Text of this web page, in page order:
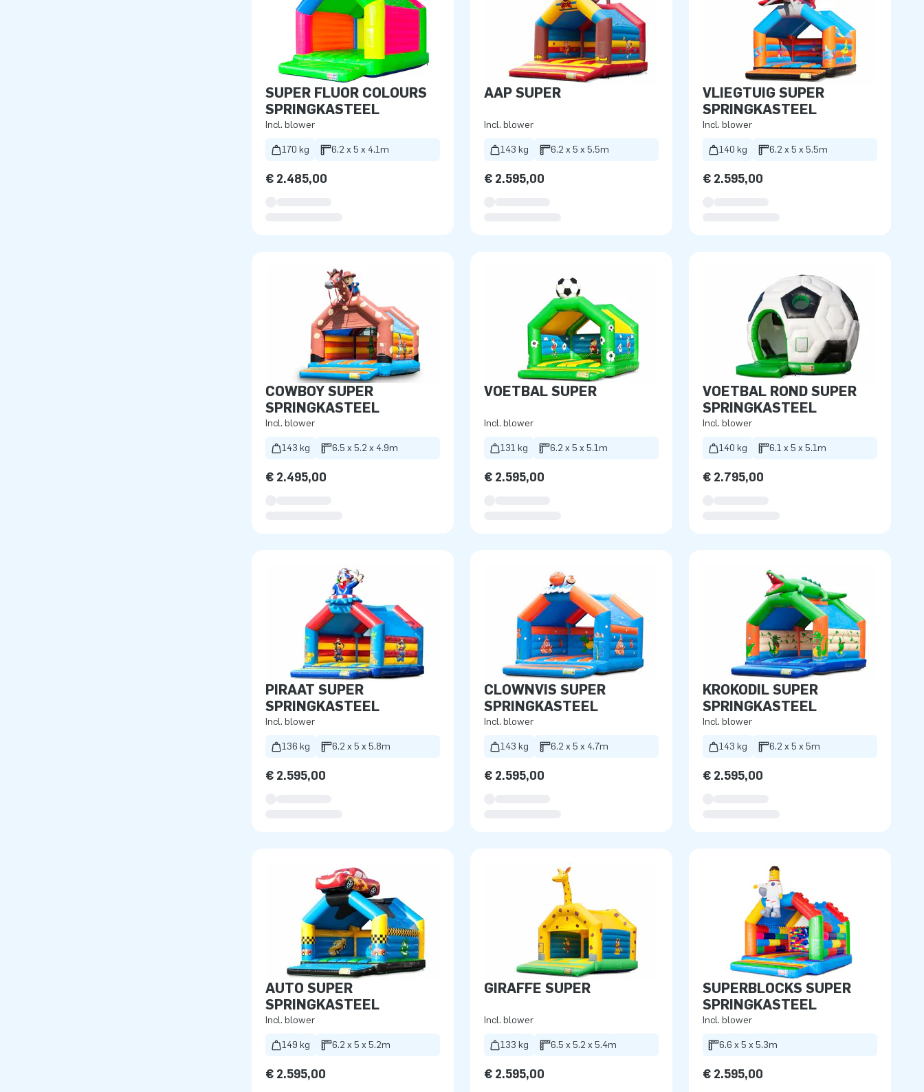
SUPER FLUOR COLOURS
SPRINGKASTEEL
Incl. blower
170 kg 6.2 x 5 x 4.1m
€ 2.485,00
AAP SUPER
Incl. blower
143 kg 6.2 x 5 x 5.5m
€ 2.595,00
VLIEGTUIG SUPER
SPRINGKASTEEL
Incl. blower
140 kg 6.2 x 5 x 5.5m
€ 2.595,00
COWBOY SUPER
SPRINGKASTEEL
Incl. blower
143 kg 6.5 x 5.2 x 4.9m
€ 2.495,00
VOETBAL SUPER
Incl. blower
131 kg 6.2 x 5 x 5.1m
€ 2.595,00
VOETBAL ROND SUPER
SPRINGKASTEEL
Incl. blower
140 kg 6.1 x 5 x 5.1m
€ 2.795,00
PIRAAT SUPER
SPRINGKASTEEL
Incl. blower
136 kg 6.2 x 5 x 5.8m
€ 2.595,00
CLOWNVIS SUPER
SPRINGKASTEEL
Incl. blower
143 kg 6.2 x 5 x 4.7m
€ 2.595,00
KROKODIL SUPER
SPRINGKASTEEL
Incl. blower
143 kg 6.2 x 5 x 5m
€ 2.595,00
AUTO SUPER
SPRINGKASTEEL
Incl. blower
149 kg 6.2 x 5 x 5.2m
€ 2.595,00
GIRAFFE SUPER
Incl. blower
133 kg 6.5 x 5.2 x 5.4m
€ 2.595,00
SUPERBLOCKS SUPER
SPRINGKASTEEL
Incl. blower
6.6 x 5 x 5.3m
€ 2.595,00